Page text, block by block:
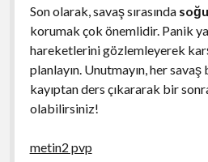
Son olarak, savaş sırasında
korumak çok önemlidir. Panik
hareketlerini gözlemleyerek
planlayın. Unutmayın, her
kayıptan ders çıkararak bir
olabilirsiniz!
metin2 pvp